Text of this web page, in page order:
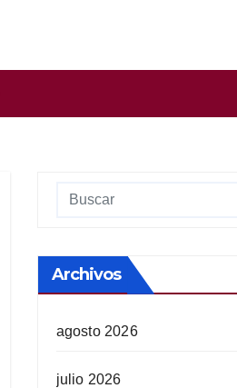
Archivos
agosto 2026
julio 2026